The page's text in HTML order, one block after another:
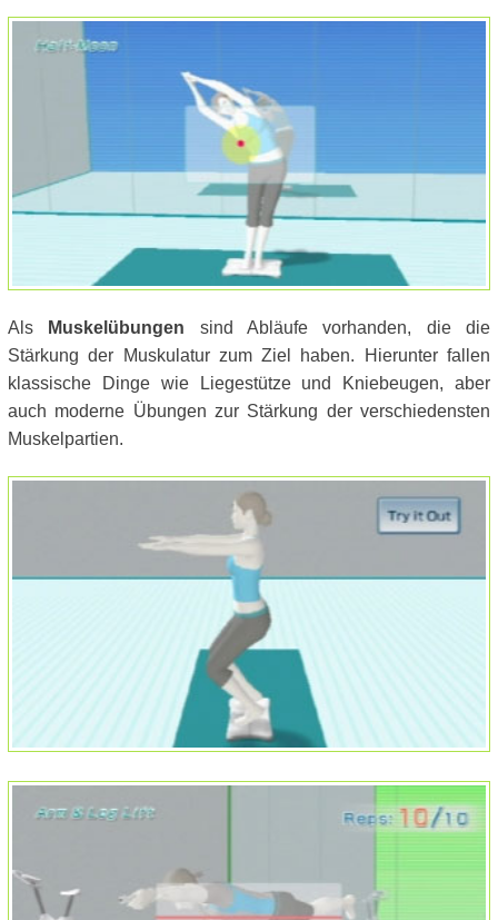
Als Muskelübungen sind Abläufe vorhanden, die die
Stärkung der Muskulatur zum Ziel haben. Hierunter fallen
klassische Dinge wie Liegestütze und Kniebeugen, aber
auch moderne Übungen zur Stärkung der verschiedensten
Muskelpartien.